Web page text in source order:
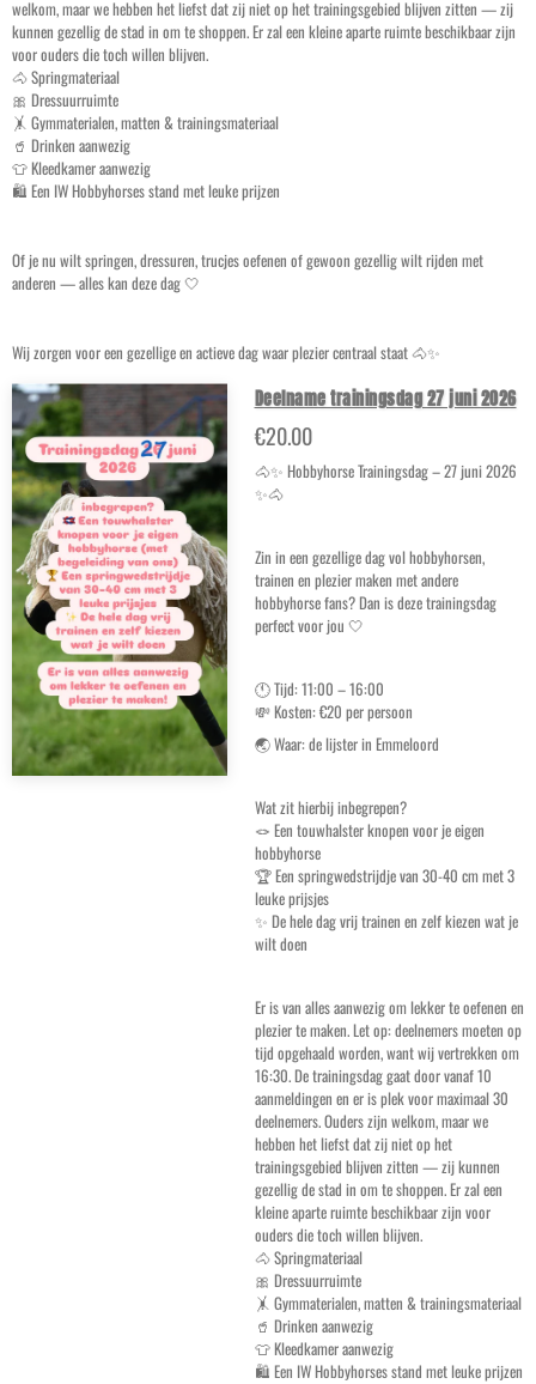
welkom, maar we hebben het liefst dat zij niet op het trainingsgebied blijven zitten — zij
kunnen gezellig de stad in om te shoppen. Er zal een kleine aparte ruimte beschikbaar zijn
voor ouders die toch willen blijven.
🐴 Springmateriaal
🎀 Dressuurruimte
🤸 Gymmaterialen, matten & trainingsmateriaal
🥤 Drinken aanwezig
👕 Kleedkamer aanwezig
🛍️ Een IW Hobbyhorses stand met leuke prijzen
Of je nu wilt springen, dressuren, trucjes oefenen of gewoon gezellig wilt rijden met
anderen — alles kan deze dag 🤍
Wij zorgen voor een gezellige en actieve dag waar plezier centraal staat 🐴✨
Deelname trainingsdag 27 juni 2026
€20.00
🐴✨ Hobbyhorse Trainingsdag – 27 juni 2026
✨🐴
Zin in een gezellige dag vol hobbyhorsen,
trainen en plezier maken met andere
hobbyhorse fans? Dan is deze trainingsdag
perfect voor jou 🤍
🕚 Tijd: 11:00 – 16:00
💸 Kosten: €20 per persoon
🌏 Waar: de lijster in Emmeloord
Wat zit hierbij inbegrepen?
🪢 Een touwhalster knopen voor je eigen
hobbyhorse
🏆 Een springwedstrijdje van 30-40 cm met 3
leuke prijsjes
✨ De hele dag vrij trainen en zelf kiezen wat je
wilt doen
Er is van alles aanwezig om lekker te oefenen en
plezier te maken. Let op: deelnemers moeten op
tijd opgehaald worden, want wij vertrekken om
16:30. De trainingsdag gaat door vanaf 10
aanmeldingen en er is plek voor maximaal 30
deelnemers. Ouders zijn welkom, maar we
hebben het liefst dat zij niet op het
trainingsgebied blijven zitten — zij kunnen
gezellig de stad in om te shoppen. Er zal een
kleine aparte ruimte beschikbaar zijn voor
ouders die toch willen blijven.
🐴 Springmateriaal
🎀 Dressuurruimte
🤸 Gymmaterialen, matten & trainingsmateriaal
🥤 Drinken aanwezig
👕 Kleedkamer aanwezig
🛍️ Een IW Hobbyhorses stand met leuke prijzen